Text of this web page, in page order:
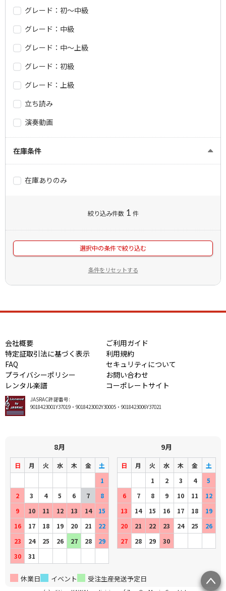
グレード：初～中級
グレード：中級
グレード：中～上級
グレード：初級
グレード：上級
立ち読み
演奏動画
在庫条件
在庫ありのみ
絞り込み件数 1 件
選択中の条件で絞り込む
条件をリセットする
会社概要
ご利用ガイド
特定証取引法に基づく表示
利用規約
FAQ
セキュリティについて
プライバシーポリシー
お問い合わせ
レンタル楽譜
コーポレートサイト
JASRAC許諾番号:
9018423001Y37019・9018423002Y30005・9018423006Y37021
8月
日 月 火 水 木 金
土
1
2
3 4 5 6 7
8
9
10 11 12 13 14
15
16
17 18 19 20 21
22
23
24 25 26 27 28
29
30
31
9月
日 月 火 水 木 金
土
1
2 3 4
5
6
7 8 9 10 11
12
13
14 15 16 17 18
19
20
21 22 23 24 25
26
27
28 29 30
休業日 イベント 受注生産発送予定日